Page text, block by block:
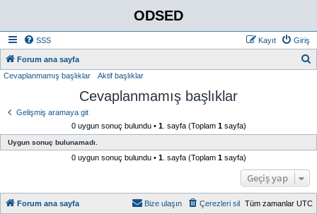
ODSED
SSS Giriş
Kayıt
Forum ana sayfa
Cevaplanmamış başlıklar Aktif başlıklar
Cevaplanmamış başlıklar
Gelişmiş aramaya git
0 uygun sonuç bulundu • 1. sayfa (Toplam 1sayfa)
Uygun sonuç bulunamadı.
0 uygun sonuç bulundu • 1. sayfa (Toplam 1sayfa)
Geçiş yap
Forum ana sayfa Tüm zamanlar UTC
Çerezleri sil
Bize ulaşın